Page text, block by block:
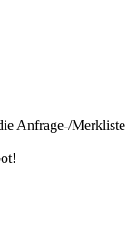
Anfrage-/Merkliste